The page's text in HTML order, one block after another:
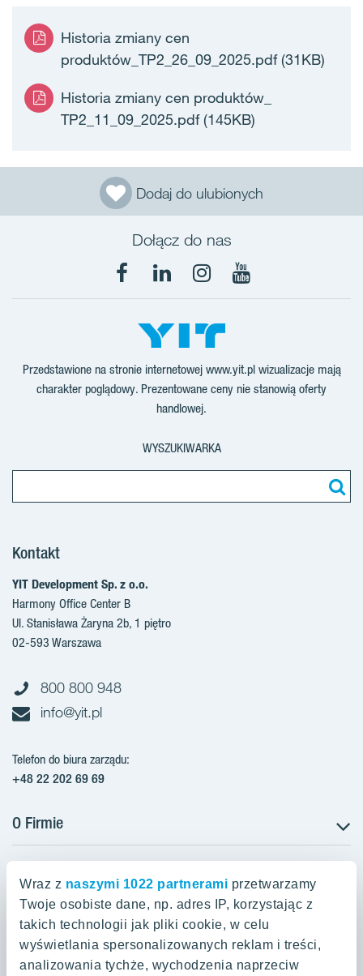
Wraz z naszymi 1022 partnerami przetwarzamy
Twoje osobiste dane, np. adres IP, korzystając z
takich technologii jak pliki cookie, w celu
wyświetlania spersonalizowanych reklam i treści,
analizowania tychże, wychodzenia naprzeciw
Dodaj do ulubionych
Historia zmiany cen
produktów_TP2_26_09_2025.pdf (31KB)
Historia zmiany cen produktów_
TP2_11_09_2025.pdf (145KB)
Dołącz do nas
Facebook
LinkedInInstagram
YouTube
Przedstawione na stronie internetowej www.yit.pl wizualizacje mają
charakter poglądowy. Prezentowane ceny nie stanowią oferty
handlowej.
WYSZUKIWARKA
Kontakt
YIT Development Sp. z o.o.
Harmony Office Center B
Ul. Stanisława Żaryna 2b, 1 piętro
02-593 Warszawa
800 800 948
info@yit.pl
Telefon do biura zarządu:
+48 22 202 69 69
O Firmie
Projekty w przygotowaniu
Projekty zrealizowane
Aktualności
Zakup gruntów
Kariera
Projekty w Polsce
Aroma Park Lofty Warszawa
Talarowa Park Warszawa
Talarowa Park II
Oferty mieszkaniowe Warszawa
Mieszkania 2-pokojowe Warszawa
Oferty mieszkaniowe Kraków